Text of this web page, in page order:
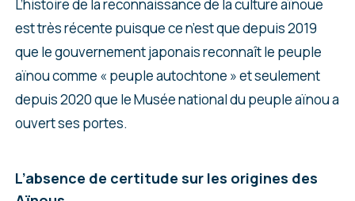
L’histoire de la reconnaissance de la culture aïnoue
est très récente puisque ce n’est que depuis 2019
que le gouvernement japonais reconnaît le peuple
aïnou comme « peuple autochtone » et seulement
depuis 2020 que le Musée national du peuple aïnou a
ouvert ses portes.
L’absence de certitude sur les origines des